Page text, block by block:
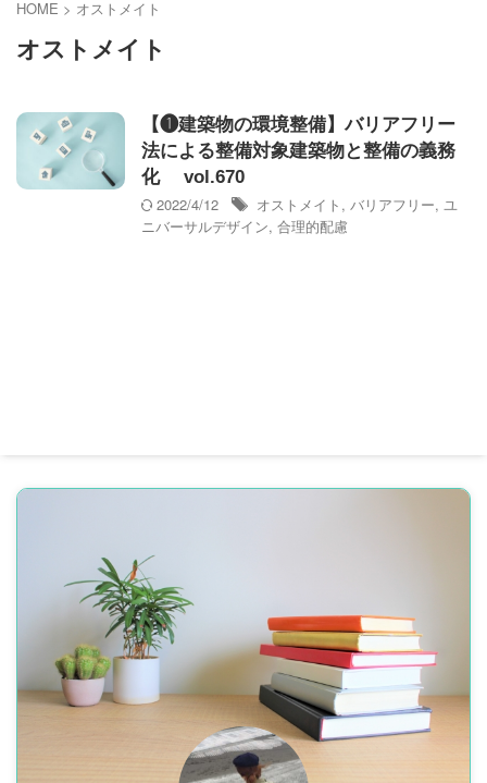
HOME > オストメイト
オストメイト
【❶建築物の環境整備】バリアフリー
法による整備対象建築物と整備の義務
化 vol.670
2022/4/12
オストメイト , バリアフリー, ユ
ニバーサルデザイン, 合理的配慮